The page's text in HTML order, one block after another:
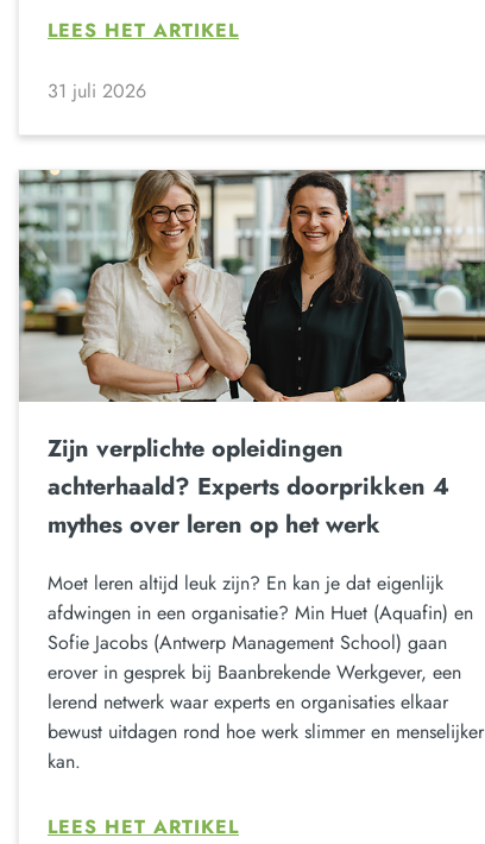
LEES HET ARTIKEL
31 juli 2026
Zijn verplichte opleidingen
achterhaald? Experts doorprikken 4
mythes over leren op het werk
Moet leren altijd leuk zijn? En kan je dat eigenlijk
afdwingen in een organisatie? Min Huet (Aquafin) en
Sofie Jacobs (Antwerp Management School) gaan
erover in gesprek bij Baanbrekende Werkgever, een
lerend netwerk waar experts en organisaties elkaar
bewust uitdagen rond hoe werk slimmer en menselijker
kan.
LEES HET ARTIKEL